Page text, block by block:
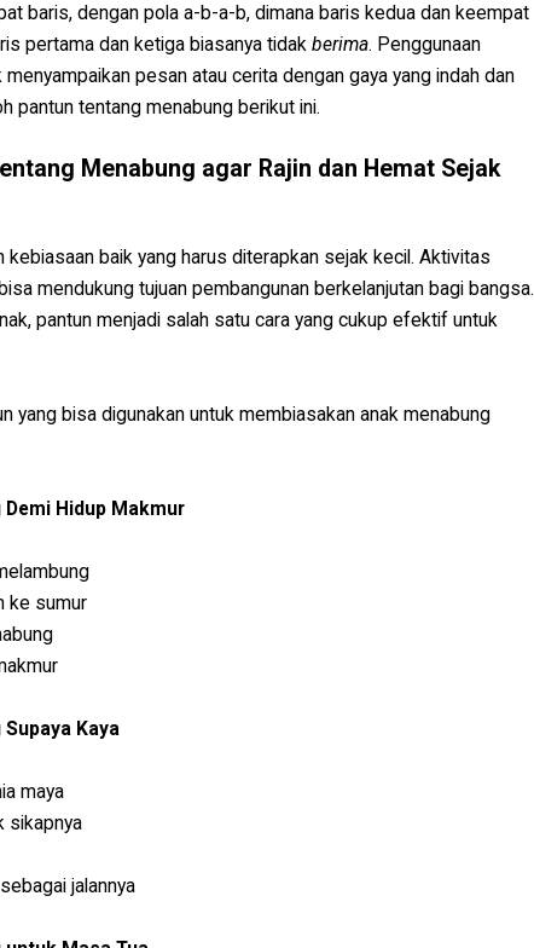
baris, dengan pola a-b-a-b, dimana baris kedua dan keempat
pertama dan ketiga biasanya tidak berima. Penggunaan
pesan atau cerita dengan gaya yang indah dan
pantun tentang menabung berikut ini.
Menabung agar Rajin dan Hemat Sejak
kebiasaan baik yang harus diterapkan sejak kecil. Aktivitas
mendukung tujuan pembangunan berkelanjutan bagi bangsa.
pantun menjadi salah satu cara yang cukup efektif untuk
yang bisa digunakan untuk membiasakan anak menabung
Hidup Makmur
ke sumur
Kaya
maya
sikapnya
jalannya